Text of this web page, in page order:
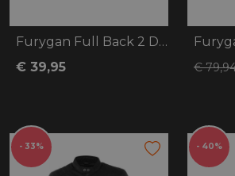
Furygan Full Back 2 D3O Evo
€ 39,95
€
- 33% - 40%